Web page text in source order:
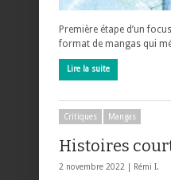
Première étape d’un
format de mangas qui
Lire la suite
Critiques Mangas
Histoires
2 novembre 2022 | Rémi I.